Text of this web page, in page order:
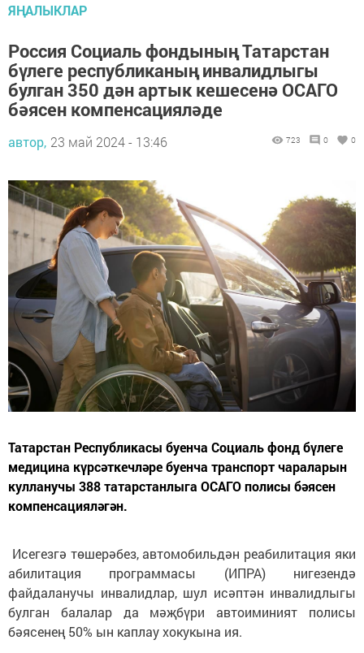
ЯҢАЛЫКЛАР
Россия Социаль фондының Татарстан
бүлеге республиканың инвалидлыгы
булган 350 дән артык кешесенә ОСАГО
бәясен компенсацияләде
автор, 23 май 2024 - 13:46 723 0 0
Татарстан Республикасы буенча Социаль фонд бүлеге
медицина күрсәткечләре буенча транспорт чараларын
кулланучы 388 татарстанлыга ОСАГО полисы бәясен
компенсацияләгән.
Исегезгә төшерәбез, автомобильдән реабилитация яки
абилитация программасы (ИПРА) нигезендә
файдаланучы инвалидлар, шул исәптән инвалидлыгы
булган балалар да мәҗбүри автоиминият полисы
бәясенең 50% ын каплау хокукына ия.